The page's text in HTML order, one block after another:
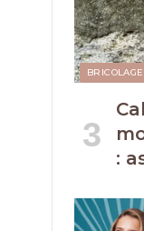
BRICOLAGE
: